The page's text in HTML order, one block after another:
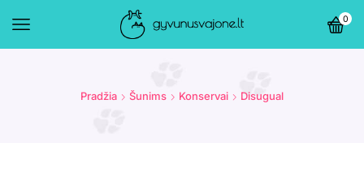
0
Pradžia Šunims Konservai Disugual